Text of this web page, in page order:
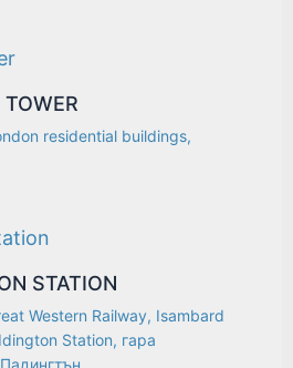
residential buildings,
STATION
Western Railway, Isambard
Station, гара